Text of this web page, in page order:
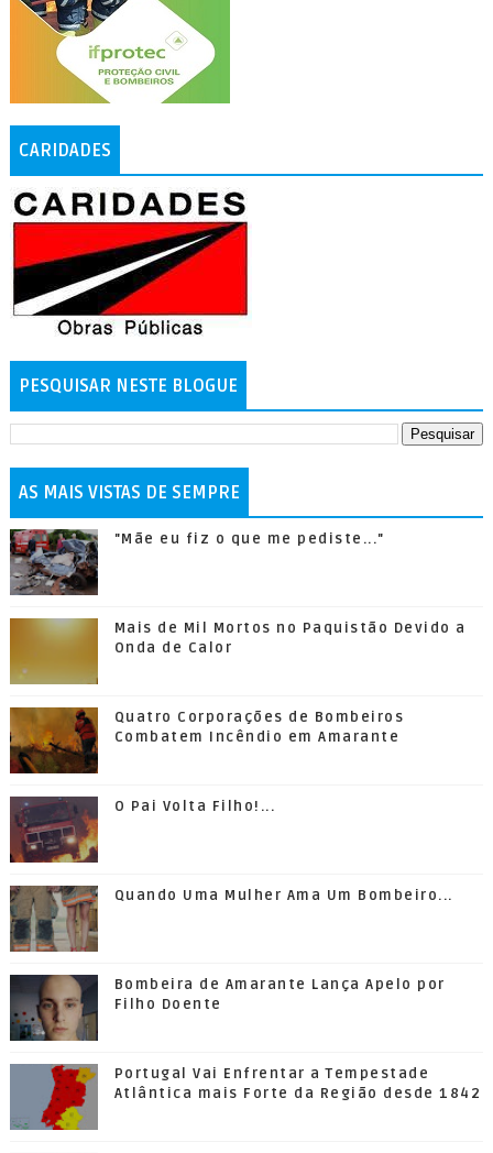
CARIDADES
PESQUISAR NESTE BLOGUE
AS MAIS VISTAS DE SEMPRE
"Mãe eu fiz o que me pediste..."
Mais de Mil Mortos no Paquistão Devido a
Onda de Calor
Quatro Corporações de Bombeiros
Combatem Incêndio em Amarante
O Pai Volta Filho!...
Quando Uma Mulher Ama Um Bombeiro...
Bombeira de Amarante Lança Apelo por
Filho Doente
Portugal Vai Enfrentar a Tempestade
Atlântica mais Forte da Região desde 1842